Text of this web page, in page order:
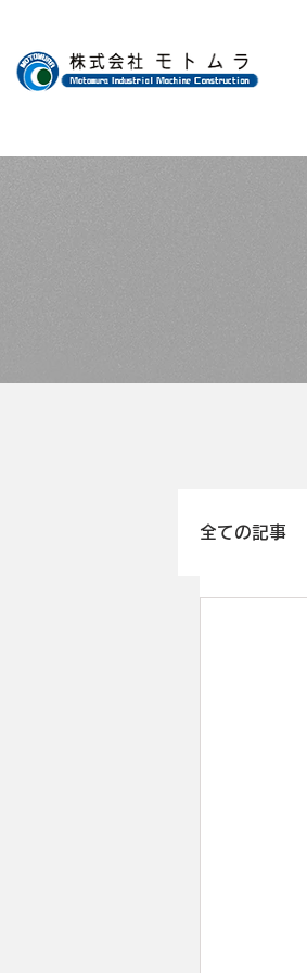
全ての記事